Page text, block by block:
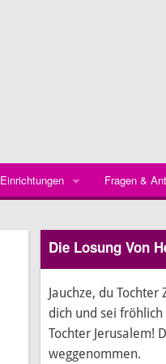
Kirche mit Geschichte
Der Friedhof
Geschichtlicher Exkurs Dalherda
Einrichtungen
Anmeldung
Termine
Gemeindehaus Dalherda
Fragen &
Konfirmation
Bestattung
Die Losung Von
Jauchze, du
dich und sei
Tochter Jerusalem!
weggenommen.